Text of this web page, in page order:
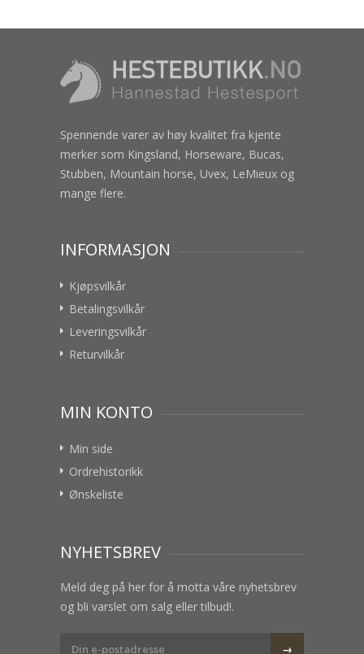
Spennende varer av høy kvalitet fra kjente
merker som Kingsland, Horseware, Bucas,
Stubben, Mountain horse, Uvex, LeMieux og
mange flere.
INFORMASJON
Kjøpsvilkår
Betalingsvilkår
Leveringsvilkår
Returvilkår
MIN KONTO
Min side
Ordrehistorikk
Ønskeliste
NYHETSBREV
Meld deg på her for å motta våre nyhetsbrev
og bli varslet om salg eller tilbud!.